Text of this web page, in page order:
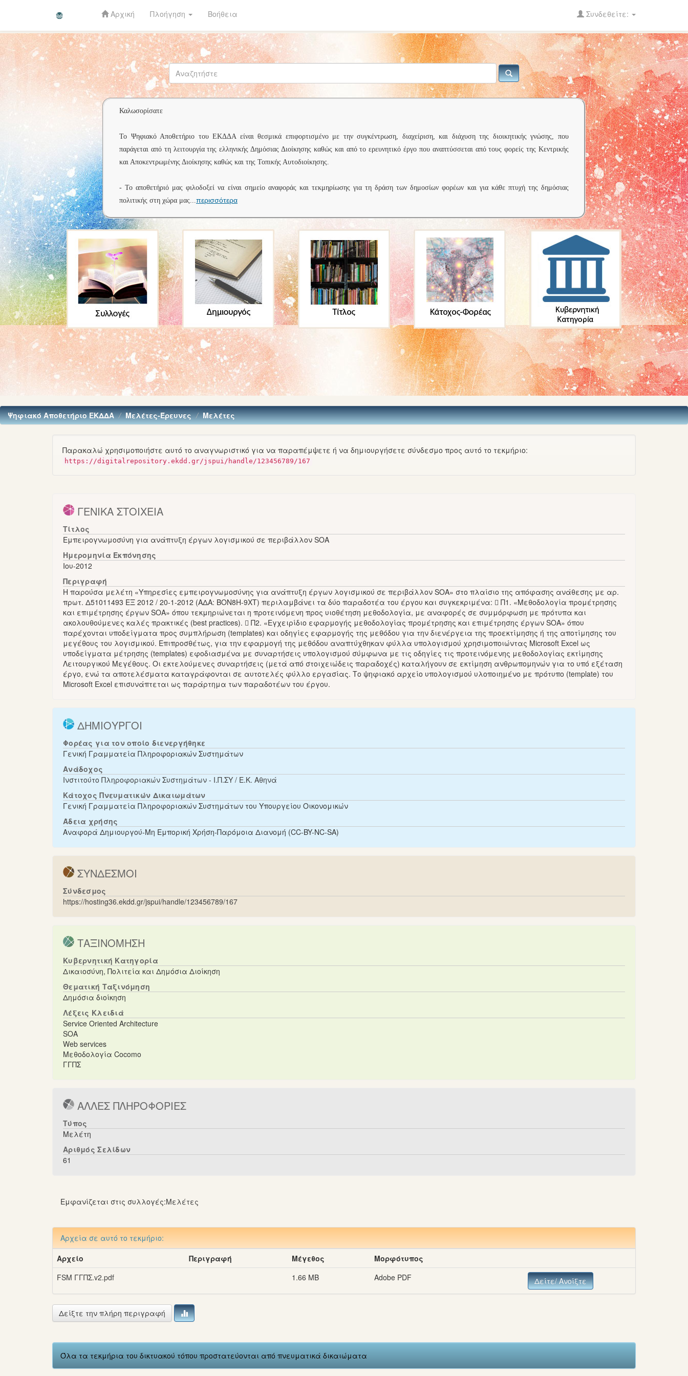
Skip
navigation
Αρχική Πλοήγηση Βοήθεια Συνδεθείτε:
Καλωσορίσατε
Το Ψηφιακό Αποθετήριο του ΕΚΔΔΑ είναι θεσμικά επιφορτισμένο με την συγκέντρωση, διαχείριση, και διάχυση της διοικητικής γνώσης, που
παράγεται από τη λειτουργία της ελληνικής Δημόσιας Διοίκησης καθώς και από το ερευνητικό έργο που αναπτύσσεται από τους φορείς της Κεντρικής
και Αποκεντρωμένης Διοίκησης καθώς και της Τοπικής Αυτοδιοίκησης.
- Το αποθετήριό μας φιλοδοξεί να είναι σημείο αναφοράς και τεκμηρίωσης για τη δράση των δημοσίων φορέων και για κάθε πτυχή της δημόσιας
πολιτικής στη χώρα μας...περισσότερα
Ψηφιακό Αποθετήριο ΕΚΔΔΑ Mελέτες-Έρευνες Mελέτες
Παρακαλώ χρησιμοποιήστε αυτό το αναγνωριστικό για να παραπέμψετε ή να δημιουργήσετε σύνδεσμο προς αυτό το τεκμήριο:
https://digitalrepository.ekdd.gr/jspui/handle/123456789/167
ΓΕΝΙΚΑ ΣΤΟΙΧΕΙΑ
Τίτλος
Εμπειρογνωμοσύνη για ανάπτυξη έργων λογισμικού σε περιβάλλον SOA
Ημερομηνία Εκπόνησης
Ιου-2012
Περιγραφή
Η παρούσα μελέτη «Υπηρεσίες εμπειρογνωμοσύνης για ανάπτυξη έργων λογισμικού σε περιβάλλον SOA» στο πλαίσιο της απόφασης ανάθεσης με αρ.
πρωτ. Δ51011493 ΕΞ 2012 / 20-1-2012 (ΑΔΑ: ΒΟΝ8Η-9ΧΤ) περιλαμβάνει τα δύο παραδοτέα του έργου και συγκεκριμένα:  Π1. «Μεθοδολογία προμέτρησης
και επιμέτρησης έργων SOA» όπου τεκμηριώνεται η προτεινόμενη προς υιοθέτηση μεθοδολογία, με αναφορές σε συμμόρφωση με πρότυπα και
ακολουθούμενες καλές πρακτικές (best practices).  Π2. «Εγχειρίδιο εφαρμογής μεθοδολογίας προμέτρησης και επιμέτρησης έργων SOA» όπου
παρέχονται υποδείγματα προς συμπλήρωση (templates) και οδηγίες εφαρμογής της μεθόδου για την διενέργεια της προεκτίμησης ή της αποτίμησης του
μεγέθους του λογισμικού. Επιπροσθέτως, για την εφαρμογή της μεθόδου αναπτύχθηκαν φύλλα υπολογισμού χρησιμοποιώντας Microsoft Excel ως
υποδείγματα μέτρησης (templates) εφοδιασμένα με συναρτήσεις υπολογισμού σύμφωνα με τις οδηγίες τις προτεινόμενης μεθοδολογίας εκτίμησης
Λειτουργικού Μεγέθους. Οι εκτελούμενες συναρτήσεις (μετά από στοιχειώδεις παραδοχές) καταλήγουν σε εκτίμηση ανθρωπομηνών για το υπό εξέταση
έργο, ενώ τα αποτελέσματα καταγράφονται σε αυτοτελές φύλλο εργασίας. Το ψηφιακό αρχείο υπολογισμού υλοποιημένο με πρότυπο (template) του
Microsoft Excel επισυνάπτεται ως παράρτημα των παραδοτέων του έργου.
ΔΗΜΙΟΥΡΓΟΙ
Φορέας για τον οποίο διενεργήθηκε
Γενική Γραμματεία Πληροφοριακών Συστημάτων
Ανάδοχος
Ινστιτούτο Πληροφοριακών Συστημάτων - Ι.Π.ΣΥ / Ε.Κ. Αθηνά
Κάτοχος Πνευματικών Δικαιωμάτων
Γενική Γραμματεία Πληροφοριακών Συστημάτων του Υπουργείου Οικονομικών
Άδεια χρήσης
Αναφορά Δημιουργού-Μη Εμπορική Χρήση-Παρόμοια Διανομή (CC-BY-NC-SA)
ΣΥΝΔΕΣΜΟΙ
Σύνδεσμος
https://hosting36.ekdd.gr/jspui/handle/123456789/167
ΤΑΞΙΝΟΜΗΣΗ
Κυβερνητική Κατηγορία
Δικαιοσύνη, Πολιτεία και Δημόσια Διοίκηση
Θεματική Ταξινόμηση
Δημόσια διοίκηση
Λέξεις Κλειδιά
Service Oriented Architecture
SOA
Web services
Μεθοδολογία Cocomo
ΓΓΠΣ
ΑΛΛΕΣ ΠΛΗΡΟΦΟΡΙΕΣ
Τύπος
Μελέτη
Αριθμός Σελίδων
61
Εμφανίζεται στις συλλογές:Mελέτες
Αρχεία σε αυτό το τεκμήριο:
Αρχείο
Περιγραφή Μέγεθος
Μορφότυπος
FSM ΓΓΠΣ.v2.pdf
1.66 MB Adobe PDF Δείτε/ Ανοίξτε
Δείξτε την πλήρη περιγραφή
Όλα τα τεκμήρια του δικτυακού τόπου προστατεύονται από πνευματικά δικαιώματα